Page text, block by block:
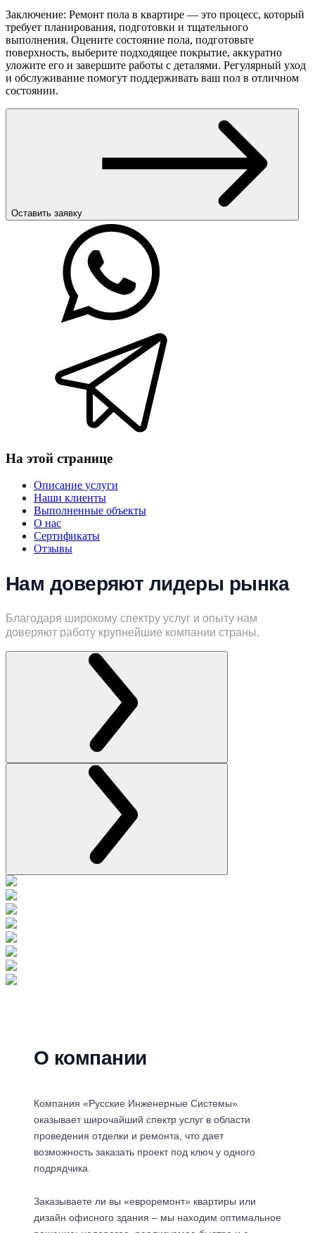
Заключение: Ремонт пола в квартире — это процесс, который
требует планирования, подготовки и тщательного
выполнения. Оцените состояние пола, подготовьте
поверхность, выберите подходящее покрытие, аккуратно
уложите его и завершите работы с деталями. Регулярный уход
и обслуживание помогут поддерживать ваш пол в отличном
состоянии.
Оставить заявку
На этой странице
Описание услуги
Наши клиенты
Выполненные объекты
О нас
Сертификаты
Отзывы
Нам доверяют лидеры рынка
Благодаря широкому спектру услуг и опыту нам
доверяют работу крупнейшие компании страны.
О компании
Компания «Русские Инженерные Системы»
оказывает широчайший спектр услуг в области
проведения отделки и ремонта, что дает
возможность заказать проект под ключ у одного
подрядчика.
Заказываете ли вы «евроремонт» квартиры или
дизайн офисного здания – мы находим оптимальное